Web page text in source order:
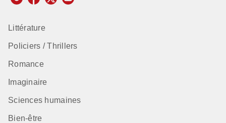
Littérature
Policiers / Thrillers
Romance
Imaginaire
Sciences humaines
Bien-être